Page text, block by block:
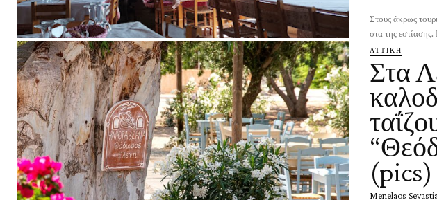
Στους άκρως
στα της
ΑΤΤΙΚΗ
Στα
(pics)
Menelaos